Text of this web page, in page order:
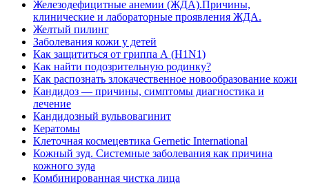
Железодефицитные анемии (ЖДА).Причины,
клинические и лабораторные проявления ЖДА.
Желтый пилинг
Заболевания кожи у детей
Как защититься от гриппа А (H1N1)
Как найти подозрительную родинку?
Как распознать злокачественное новообразование кожи
Кандидоз — причины, симптомы диагностика и
лечение
Кандидозный вульвовагинит
Кератомы
Клеточная космецевтика Gernetic International
Кожный зуд. Системные заболевания как причина
кожного зуда
Комбинированная чистка лица